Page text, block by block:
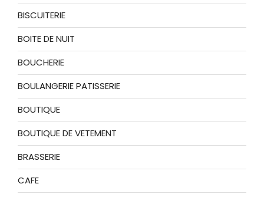
BISCUITERIE
BOITE DE NUIT
BOUCHERIE
BOULANGERIE PATISSERIE
BOUTIQUE
BOUTIQUE DE VETEMENT
BRASSERIE
CAFE